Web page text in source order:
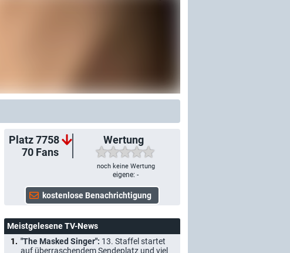
Platz 7758
70 Fans
Wertung
noch keine Wertung
eigene: -
Meistgelesene TV-News
"The Masked Singer": 13. Staffel startet
auf überraschendem Sendeplatz und viel